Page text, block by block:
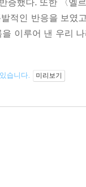
증했다. 또한 〈엘
적인 반응을 보였
이루어 낸 우리
습니다. 미리보기